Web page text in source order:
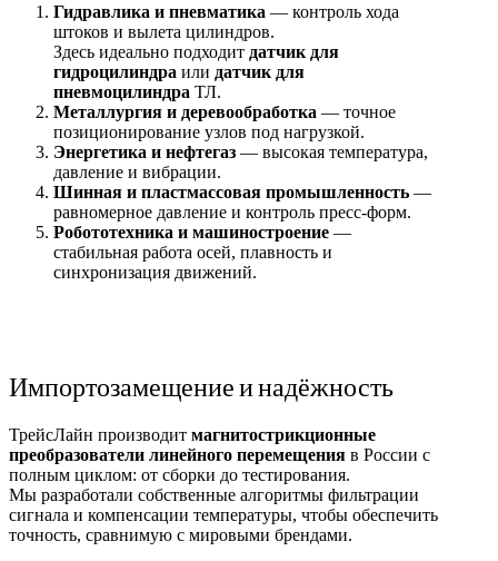
Гидравлика и пневматика — контроль хода
штоков и вылета цилиндров.
Здесь идеально подходит датчик для
гидроцилиндра или датчик для
пневмоцилиндра ТЛ.
Металлургия и деревообработка — точное
позиционирование узлов под нагрузкой.
Энергетика и нефтегаз — высокая температура,
давление и вибрации.
Шинная и пластмассовая промышленность —
равномерное давление и контроль пресс-форм.
Робототехника и машиностроение —
стабильная работа осей, плавность и
синхронизация движений.
Импортозамещение и надёжность
ТрейсЛайн производит магнитострикционные
преобразователи линейного перемещения в России с
полным циклом: от сборки до тестирования.
Мы разработали собственные алгоритмы фильтрации
сигнала и компенсации температуры, чтобы обеспечить
точность, сравнимую с мировыми брендами.